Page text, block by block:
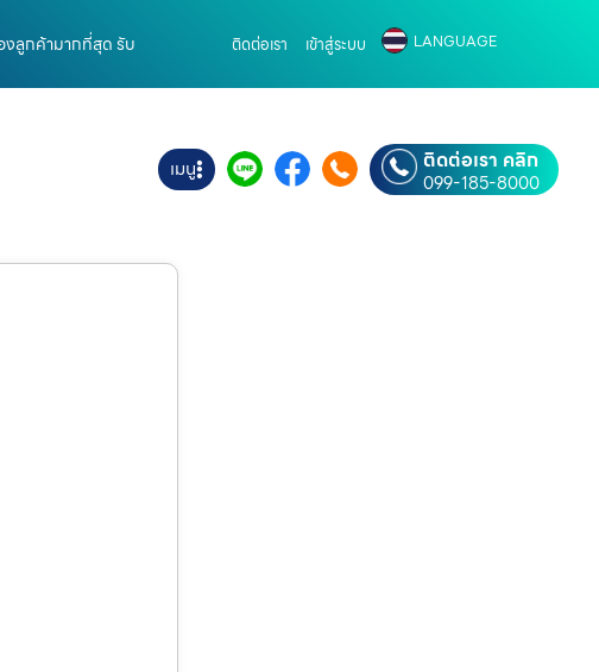
งลูกค้ามากที่สุด รับ
ติดต่อเรา เข้าสู่ระบบ LANGUAGE
เมนู ติดต่อเรา คลิก
099-185-8000